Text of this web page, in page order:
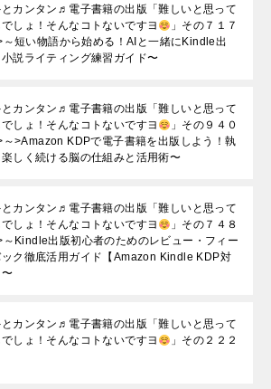
カンタン♬電子書籍の出版「難しいと思って
しょ！そんなコトないですヨ
」その７１７
～短い物語から始める！AIと一緒にKindle出
説ライティング練習ガイド〜
カンタン♬電子書籍の出版「難しいと思って
しょ！そんなコトないですヨ
」その９４０
～>Amazon KDPで電子書籍を出版しよう！執
しく続ける脳の仕組みと活用術〜
カンタン♬電子書籍の出版「難しいと思って
しょ！そんなコトないですヨ
」その７４８
～Kindle出版初心者のためのレビュー・フィー
ック徹底活用ガイド【Amazon Kindle KDP対
カンタン♬電子書籍の出版「難しいと思って
しょ！そんなコトないですヨ
」その２２２